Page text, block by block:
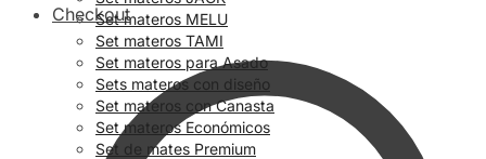
CheckoutSet materos MELU
Set materos TAMI
Set materos para Asado
Sets materos con diseño
Set materos con Canasta
Set materos Económicos
Set de mates Premium